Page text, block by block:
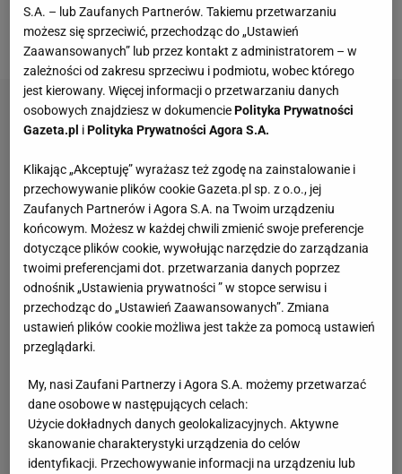
Zbigniew Boniek, cytowany przez portal Łączy Nas
Piłka.
S.A. – lub Zaufanych Partnerów. Takiemu przetwarzaniu
możesz się sprzeciwić, przechodząc do „Ustawień
Zaawansowanych” lub przez kontakt z administratorem – w
zależności od zakresu sprzeciwu i podmiotu, wobec którego
jest kierowany. Więcej informacji o przetwarzaniu danych
osobowych znajdziesz w dokumenciePolityka Prywatności
Gazeta.pl iPolityka Prywatności Agora S.A.
Klikając „Akceptuję” wyrażasz też zgodę na zainstalowanie i
przechowywanie plików cookie Gazeta.pl sp. z o.o., jej
Zaufanych Partnerów i Agora S.A. na Twoim urządzeniu
końcowym. Możesz w każdej chwili zmienić swoje preferencje
dotyczące plików cookie, wywołując narzędzie do zarządzania
twoimi preferencjami dot. przetwarzania danych poprzez
odnośnik „Ustawienia prywatności ” w stopce serwisu i
przechodząc do „Ustawień Zaawansowanych”. Zmiana
ustawień plików cookie możliwa jest także za pomocą ustawień
przeglądarki.
My, nasi Zaufani Partnerzy i Agora S.A. możemy przetwarzać
dane osobowe w następujących celach:
Użycie dokładnych danych geolokalizacyjnych. Aktywne
skanowanie charakterystyki urządzenia do celów
identyfikacji. Przechowywanie informacji na urządzeniu lub